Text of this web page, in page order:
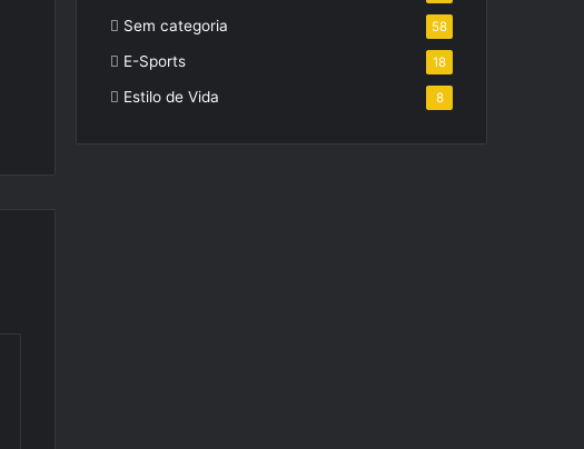
Sem categoria 58
E-Sports 18
Estilo de Vida 8